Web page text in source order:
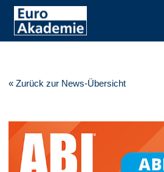
« Zurück zur News-Übersicht